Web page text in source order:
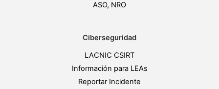
ASO, NRO
Ciberseguridad
LACNIC CSIRT
Información para LEAs
Reportar Incidente